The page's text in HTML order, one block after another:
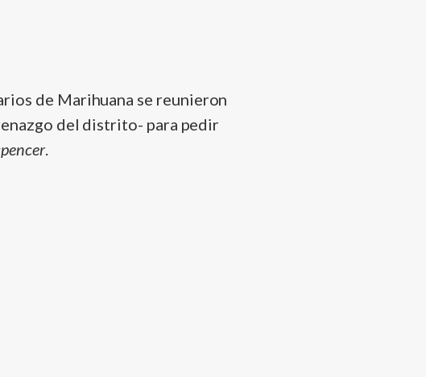
de Marihuana se reunieron
del distrito- para pedir
.